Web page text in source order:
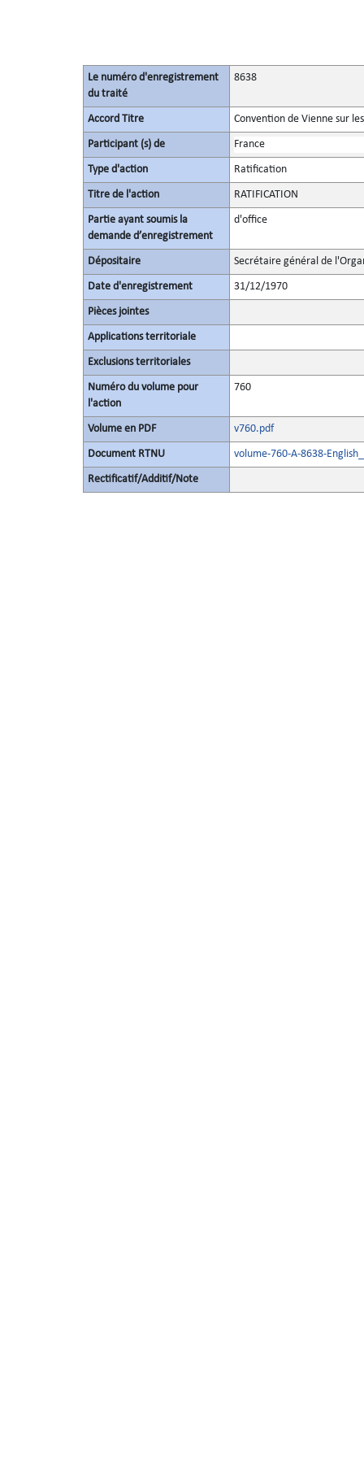
Le numéro d'enregistrement
du traité
8638
Accord Titre Convention de Vienne sur
Participant (s) de France
Type d'action Ratification
Titre de l'action RATIFICATION
Partie ayant soumis la
demande d’enregistrement
d'office
Dépositaire Secrétaire général de
Date d'enregistrement 31/12/1970
Pièces jointes
Applications territoriale
Exclusions territoriales
Numéro du volume pour
l'action
760
Volume en PDF v760.pdf
Document RTNU volume-760-A-8638-
Rectificatif/Additif/Note